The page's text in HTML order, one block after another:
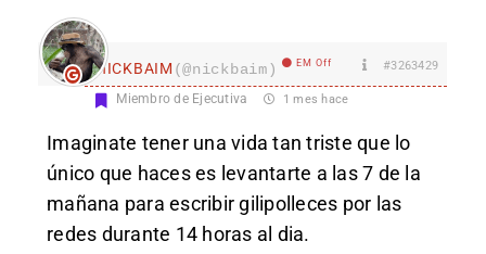
nICKBAIM (@nickbaim) EM Off #3263429
Miembro de Ejecutiva 1 mes hace
Imaginate tener una vida tan triste que lo
único que haces es levantarte a las 7 de la
mañana para escribir gilipolleces por las
redes durante 14 horas al dia.